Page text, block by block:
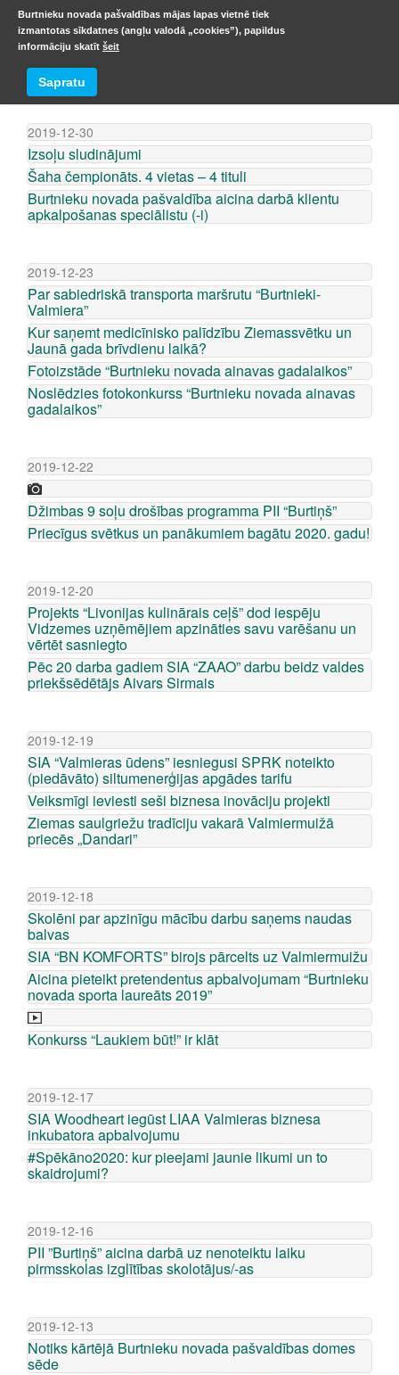
ZIŅU ARHĪVS
2019-12-30
Izsoļu sludinājumi
Šaha čempionāts. 4 vietas – 4 tituli
Burtnieku novada pašvaldība aicina darbā klientu
apkalpošanas speciālistu (-i)
2019-12-23
Par sabiedriskā transporta maršrutu “Burtnieki-
Valmiera”
Kur saņemt medicīnisko palīdzību Ziemassvētku un
Jaunā gada brīvdienu laikā?
Fotoizstāde “Burtnieku novada ainavas gadalaikos”
Noslēdzies fotokonkurss “Burtnieku novada ainavas
gadalaikos”
2019-12-22
Džimbas 9 soļu drošības programma PII “Burtiņš”
Priecīgus svētkus un panākumiem bagātu 2020. gadu!
2019-12-20
Projekts “Livonijas kulinārais ceļš” dod iespēju
Vidzemes uzņēmējiem apzināties savu varēšanu un
vērtēt sasniegto
Pēc 20 darba gadiem SIA “ZAAO” darbu beidz valdes
priekšsēdētājs Aivars Sirmais
2019-12-19
SIA “Valmieras ūdens” iesniegusi SPRK noteikto
(piedāvāto) siltumenerģijas apgādes tarifu
Veiksmīgi ieviesti seši biznesa inovāciju projekti
Ziemas saulgriežu tradīciju vakarā Valmiermuižā
priecēs „Dandari”
2019-12-18
Skolēni par apzinīgu mācību darbu saņems naudas
balvas
SIA “BN KOMFORTS” birojs pārcelts uz Valmiermuižu
Aicina pieteikt pretendentus apbalvojumam “Burtnieku
novada sporta laureāts 2019”
Konkurss “Laukiem būt!” ir klāt
2019-12-17
SIA Woodheart iegūst LIAA Valmieras biznesa
inkubatora apbalvojumu
#Spēkāno2020: kur pieejami jaunie likumi un to
skaidrojumi?
2019-12-16
PII ”Burtiņš” aicina darbā uz nenoteiktu laiku
pirmsskolas izglītības skolotājus/-as
2019-12-13
Notiks kārtējā Burtnieku novada pašvaldības domes
sēde
Burtnieku novada pašvaldības mājas lapas vietnē tiek
izmantotas sīkdatnes (angļu valodā „cookies”), papildus
informāciju skatīt šeit
Sapratu